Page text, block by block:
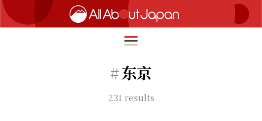
#东京
231 results